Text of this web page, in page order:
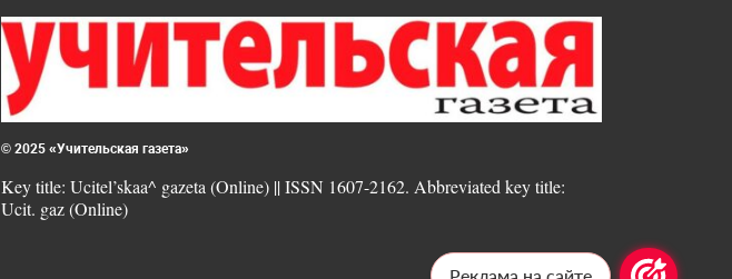
© 2025 «Учительская газета»
Key title: Ucitel’skaa^ gazeta (Online) || ISSN 1607-2162. Abbreviated key title:
Ucit. gaz (Online)